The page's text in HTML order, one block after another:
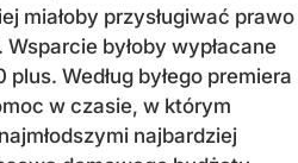
miałoby przysługiwać prawo
byłoby wypłacane
Według byłego premiera
w czasie, w którym
najbardziej